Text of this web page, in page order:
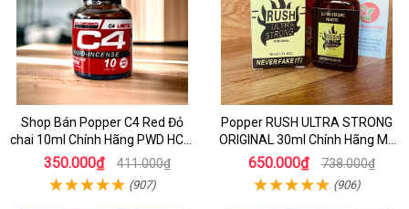
Shop Bán Popper C4 Red Đỏ
chai 10ml Chính Hãng PWD HCM
kích thích Cực Mạnh cho LGBT -
TOP BOT
350.000₫ 411.000₫
(907)
Popper RUSH ULTRA STRONG
ORIGINAL 30ml Chính Hãng Mỹ
PWD - Tăng Khoái Cảm Mạnh
650.000₫ 738.000₫
(906)